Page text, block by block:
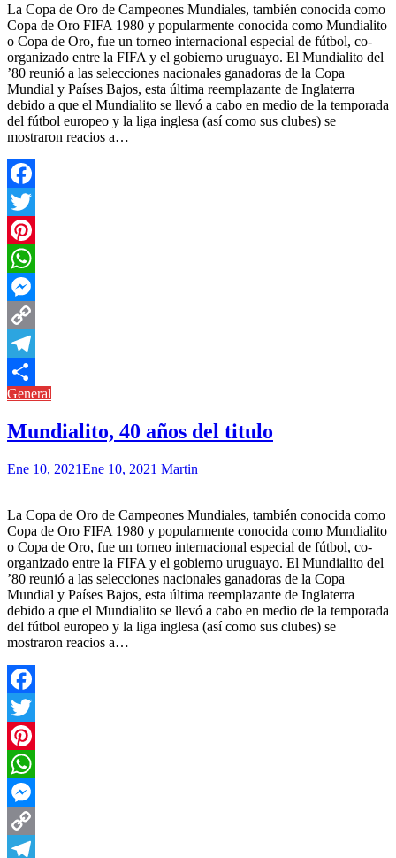
La Copa de Oro de Campeones Mundiales, también conocida como
Copa de Oro FIFA 1980 y popularmente conocida como Mundialito
o Copa de Oro, fue un torneo internacional especial de fútbol, co-
organizado entre la FIFA y el gobierno uruguayo. El Mundialito del
’80 reunió a las selecciones nacionales ganadoras de la Copa
Mundial y Países Bajos, esta última reemplazante de Inglaterra
debido a que el Mundialito se llevó a cabo en medio de la temporada
del fútbol europeo y la liga inglesa (así como sus clubes) se
mostraron reacios a…
Facebook
Twitter
Pinterest
WhatsApp
Messenger
Copy
Link
Telegram
Compartir
General
Mundialito, 40 años del titulo
Ene 10, 2021Ene 10, 2021 Martin
La Copa de Oro de Campeones Mundiales, también conocida como
Copa de Oro FIFA 1980 y popularmente conocida como Mundialito
o Copa de Oro, fue un torneo internacional especial de fútbol, co-
organizado entre la FIFA y el gobierno uruguayo. El Mundialito del
’80 reunió a las selecciones nacionales ganadoras de la Copa
Mundial y Países Bajos, esta última reemplazante de Inglaterra
debido a que el Mundialito se llevó a cabo en medio de la temporada
del fútbol europeo y la liga inglesa (así como sus clubes) se
mostraron reacios a…
Facebook
Twitter
Pinterest
WhatsApp
Messenger
Copy